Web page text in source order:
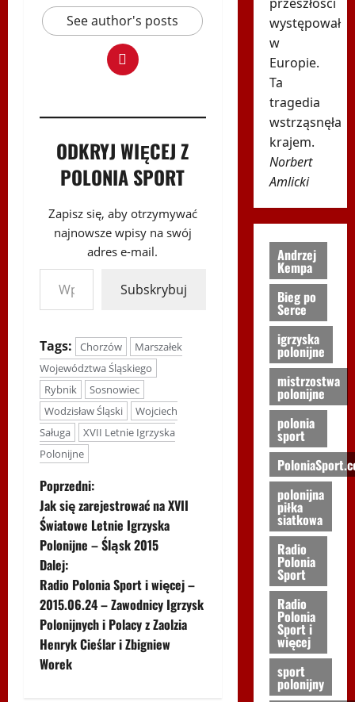
See author's posts
ODKRYJ WIĘCEJ Z
POLONIA SPORT
Zapisz się, aby otrzymywać
najnowsze wpisy na swój
adres e-mail.
Wpisz swój adres e-mail…
Subskrybuj
Tags: Chorzów
Marszałek
Województwa Śląskiego
Rybnik
Sosnowiec
Wodzisław Śląski
Wojciech
Saługa
XVII Letnie Igrzyska
Polonijne
Z
o
b
a
c
z
Poprzedni:
Jak się zarejestrować na XVII
Światowe Letnie Igrzyska
Polonijne – Śląsk 2015
Dalej:
Radio Polonia Sport i więcej –
2015.06.24 – Zawodnicy Igrzysk
Polonijnych i Polacy z Zaolzia
Henryk Cieślar i Zbigniew
Worek
występował
w
Europie.
Ta
tragedia
wstrząsnęła
krajem.
Norbert
Amlicki
Andrzej
Kempa
Bieg po
Serce
igrzyska
polonijne
mistrzostwa
polonijne
polonia
sport
polonijna
piłka
siatkowa
Radio
Polonia
Sport
Radio
Polonia
Sport i
więcej
sport
polonijny